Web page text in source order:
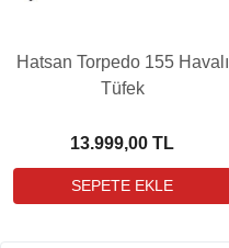
Hatsan Torpedo 155 Havalı
Tüfek
13.999,00 TL